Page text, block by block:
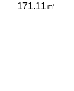
171.11㎡